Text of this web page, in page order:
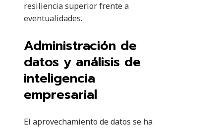
resiliencia superior frente a
eventualidades.
Administración de
datos y análisis de
inteligencia
empresarial
El aprovechamiento de datos se ha